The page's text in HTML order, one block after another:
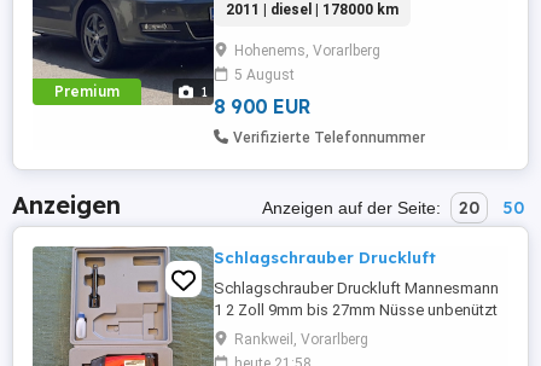
Premium 1
vorgeführt und ist in einem technische
sehr guten Zustand. Vor wenigen
Kilometern wurde ein Ölservice gemacht.
Er hat eine sehr umfangreiche Ausstattung
wie Navi, Xenon, Tempomat, elektrische ...
2011 | diesel | 178000 km
Hohenems, Vorarlberg
5 August
8 900 EUR
Verifizierte Telefonnummer
Anzeigen Anzeigen auf der Seite: 20 50
Schlagschrauber Druckluft
Schlagschrauber Druckluft Mannesmann
1 2 Zoll 9mm bis 27mm Nüsse unbenützt
Rankweil, Vorarlberg